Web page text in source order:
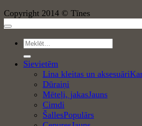
Copyright 2014 © Tīnes
Meklēt:
Sievietēm
Lina kleitas un aksesuāri
Dūraiņi
Mēteļi, jakas
Cimdi
Šalles